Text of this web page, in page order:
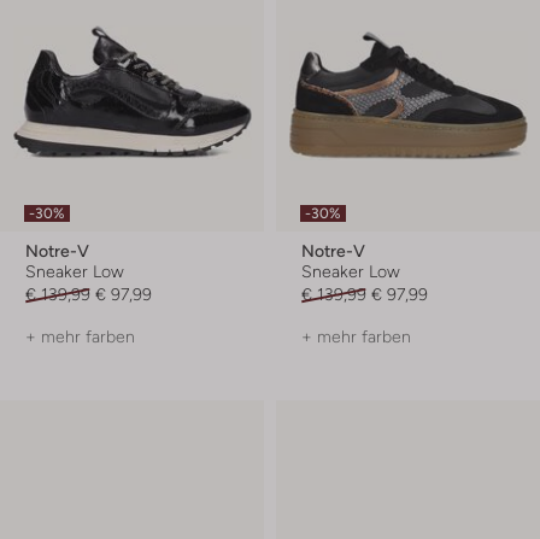
-30%
Notre-V
Sneaker Low
€ 139,99 € 97,99
+ mehr farben
-30%
Notre-V
Sneaker Low
€ 139,99 € 97,99
+ mehr farben